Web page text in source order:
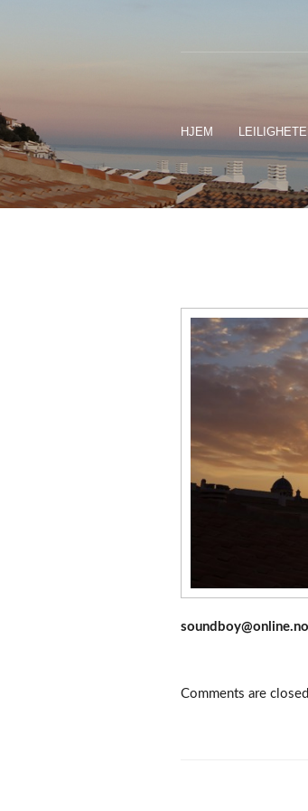
HJEM
soundboy@online.no
Comments are